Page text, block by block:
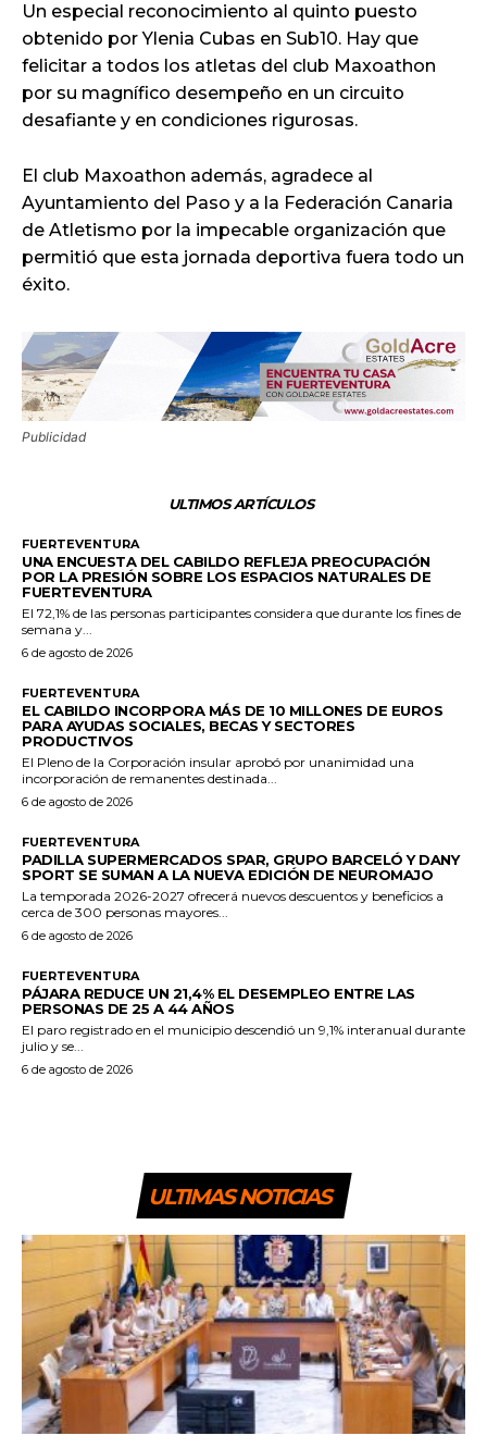
Un especial reconocimiento al quinto puesto
obtenido por Ylenia Cubas en Sub10. Hay que
felicitar a todos los atletas del club Maxoathon
por su magnífico desempeño en un circuito
desafiante y en condiciones rigurosas.
El club Maxoathon además, agradece al
Ayuntamiento del Paso y a la Federación Canaria
de Atletismo por la impecable organización que
permitió que esta jornada deportiva fuera todo un
éxito.
Publicidad
ULTIMOS ARTÍCULOS
FUERTEVENTURA
UNA ENCUESTA DEL CABILDO REFLEJA PREOCUPACIÓN
POR LA PRESIÓN SOBRE LOS ESPACIOS NATURALES DE
FUERTEVENTURA
El 72,1% de las personas participantes considera que durante los fines de
semana y...
6 de agosto de 2026
FUERTEVENTURA
EL CABILDO INCORPORA MÁS DE 10 MILLONES DE EUROS
PARA AYUDAS SOCIALES, BECAS Y SECTORES
PRODUCTIVOS
El Pleno de la Corporación insular aprobó por unanimidad una
incorporación de remanentes destinada...
6 de agosto de 2026
FUERTEVENTURA
PADILLA SUPERMERCADOS SPAR, GRUPO BARCELÓ Y DANY
SPORT SE SUMAN A LA NUEVA EDICIÓN DE NEUROMAJO
La temporada 2026-2027 ofrecerá nuevos descuentos y beneficios a
cerca de 300 personas mayores...
6 de agosto de 2026
FUERTEVENTURA
PÁJARA REDUCE UN 21,4% EL DESEMPLEO ENTRE LAS
PERSONAS DE 25 A 44 AÑOS
El paro registrado en el municipio descendió un 9,1% interanual durante
julio y se...
6 de agosto de 2026
ULTIMAS NOTICIAS